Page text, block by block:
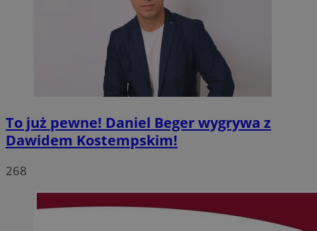
To już pewne! Daniel Beger wygrywa z
Dawidem Kostempskim!
268